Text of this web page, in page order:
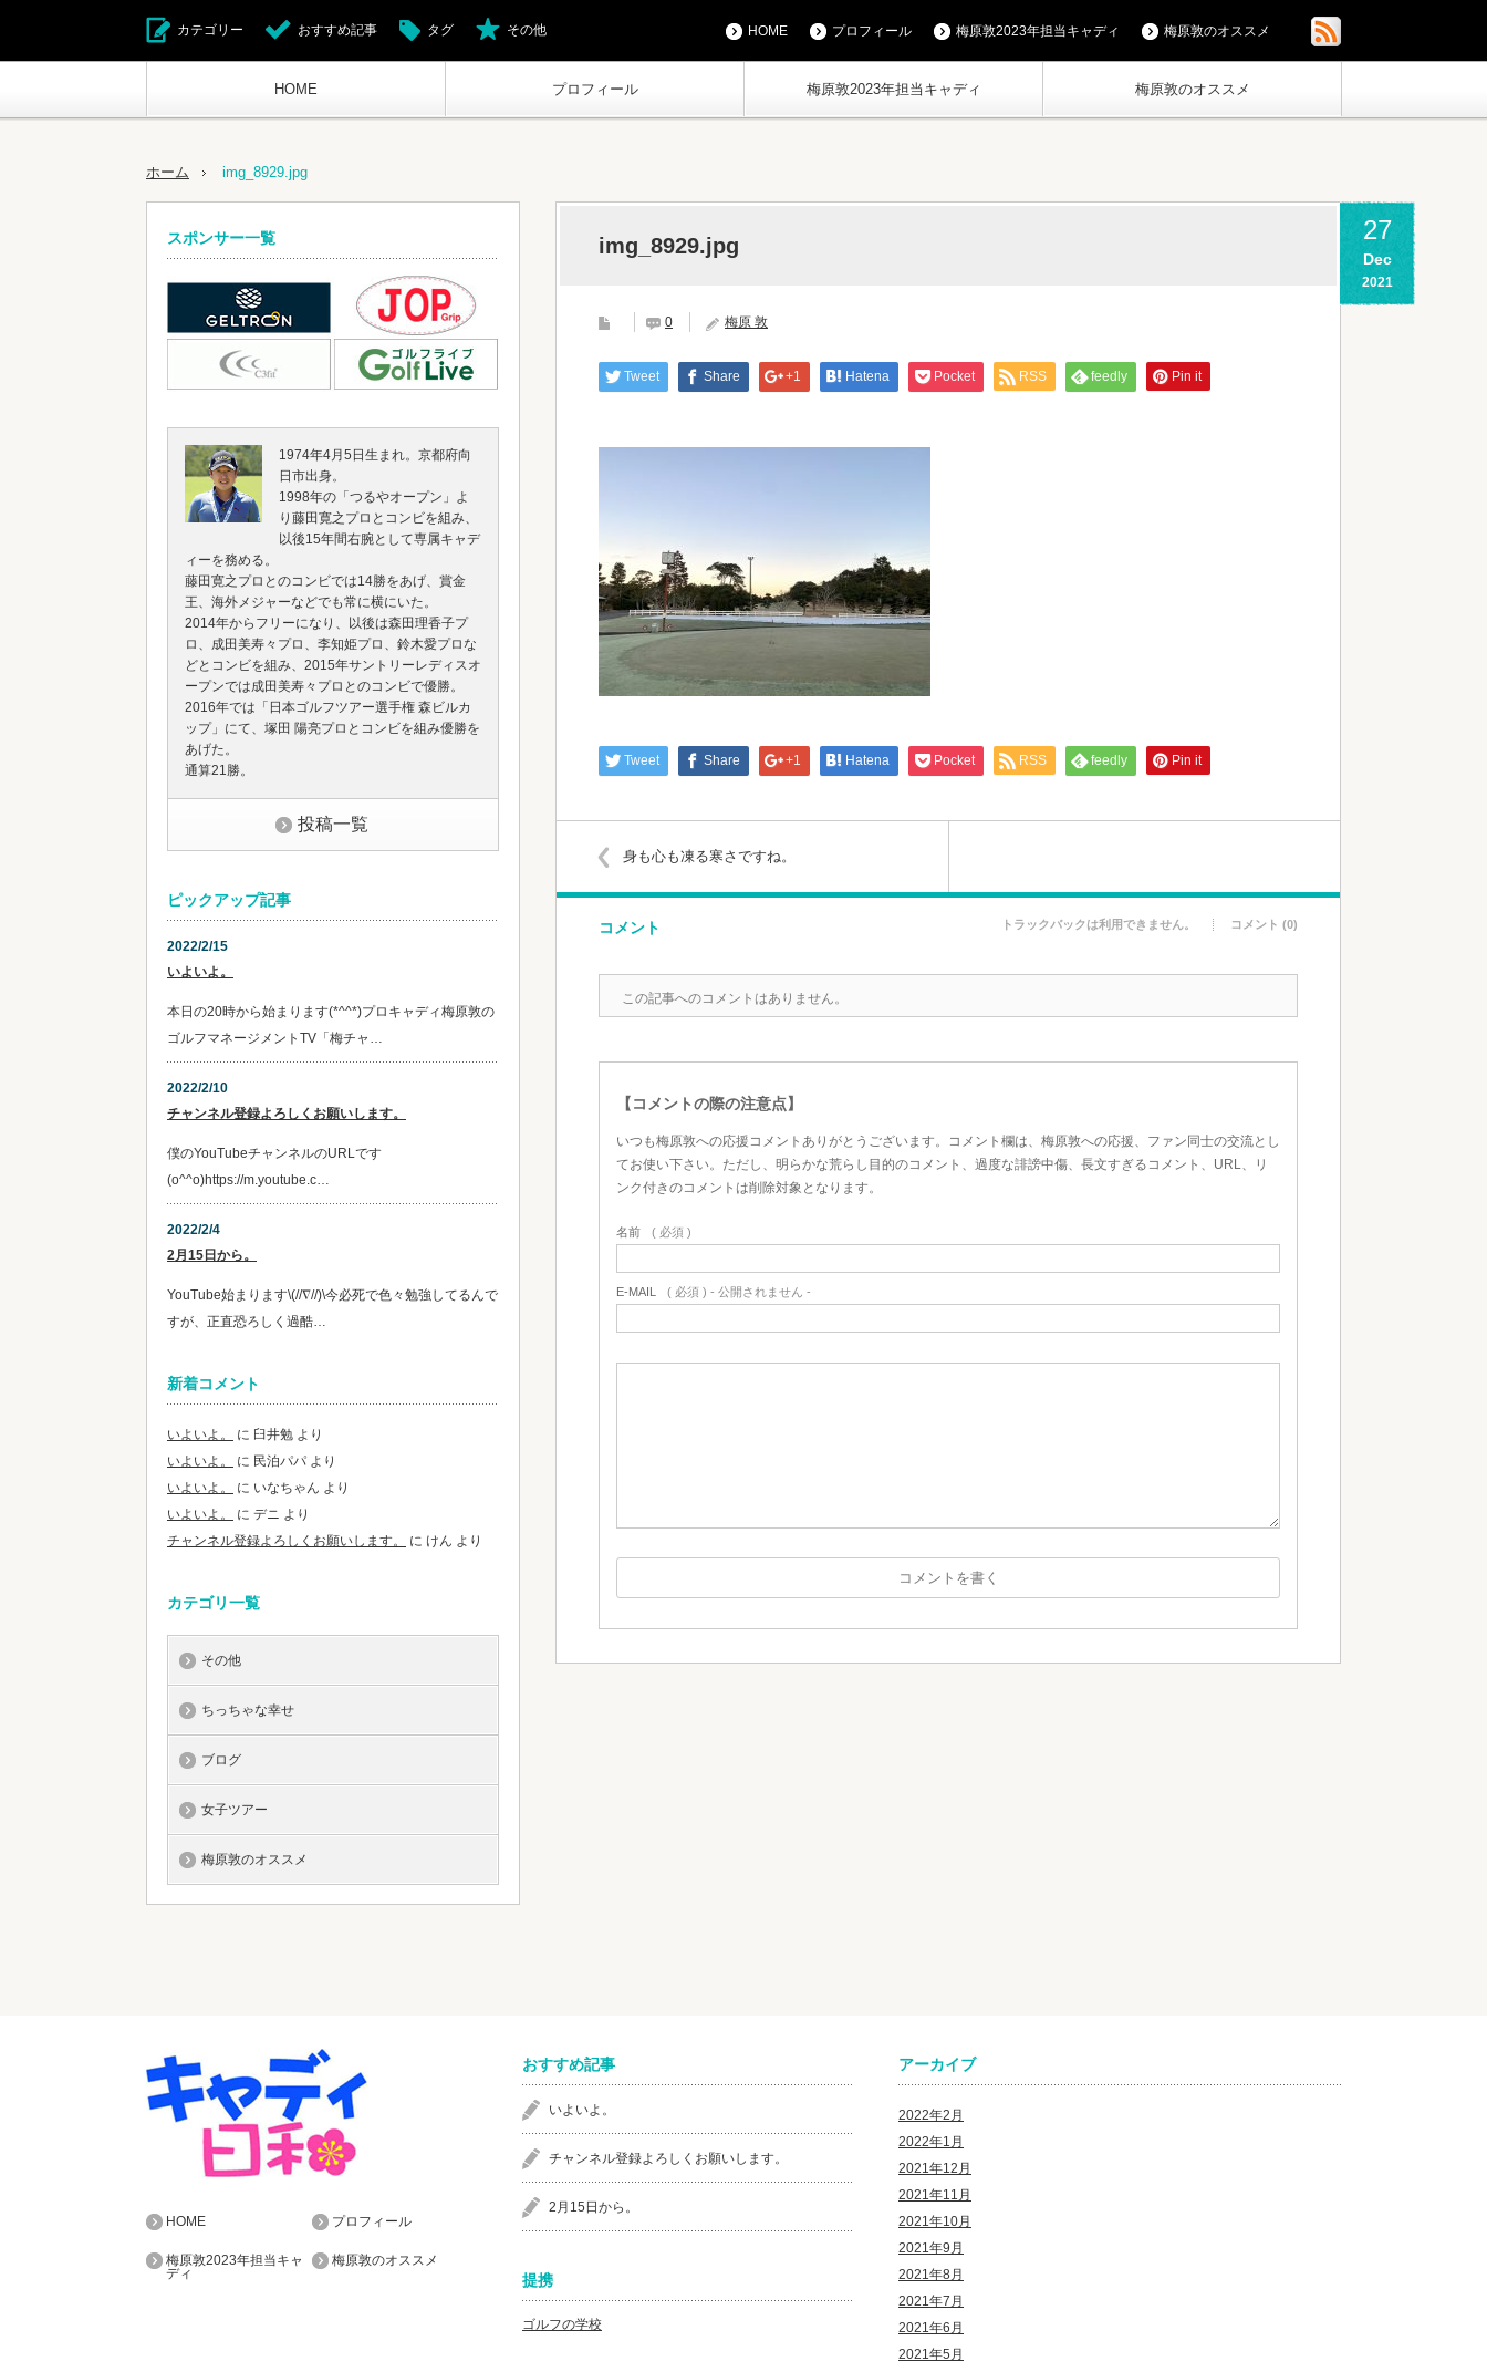
HOME プロフィール 梅原敦2023年担当キャディ 梅原敦のオススメ
HOME プロフィール 梅原敦2023年担当キャディ 梅原敦のオススメ
カテゴリー おすすめ記事 タグ その他
ホーム img_8929.jpg
27
Dec
2021
img_8929.jpg
0 梅原 敦
Tweet Share +1 Hatena Pocket RSS feedly Pin it
Tweet Share +1 Hatena Pocket RSS feedly Pin it
身も心も凍る寒さですね。
コメント トラックバックは利用できません。 コメント (0)
この記事へのコメントはありません。
【コメントの際の注意点】
いつも梅原敦への応援コメントありがとうございます。コメント欄は、梅原敦への応援、ファン同士の交流とし
てお使い下さい。ただし、明らかな荒らし目的のコメント、過度な誹謗中傷、長文すぎるコメント、URL、リ
ンク付きのコメントは削除対象となります。
名前 ( 必須 )
E-MAIL ( 必須 ) - 公開されません -
スポンサー一覧
1974年4月5日生まれ。京都府向
日市出身。
1998年の「つるやオープン」よ
り藤田寛之プロとコンビを組み、
以後15年間右腕として専属キャデ
ィーを務める。
藤田寛之プロとのコンビでは14勝をあげ、賞金
王、海外メジャーなどでも常に横にいた。
2014年からフリーになり、以後は森田理香子プ
ロ、成田美寿々プロ、李知姫プロ、鈴木愛プロな
どとコンビを組み、2015年サントリーレディスオ
ープンでは成田美寿々プロとのコンビで優勝。
2016年では「日本ゴルフツアー選手権 森ビルカ
ップ」にて、塚田 陽亮プロとコンビを組み優勝を
あげた。
通算21勝。
投稿一覧
ピックアップ記事
2022/2/15
いよいよ。
本日の20時から始まります(*^^*)プロキャディ梅原敦の
ゴルフマネージメントTV「梅チャ…
2022/2/10
チャンネル登録よろしくお願いします。
僕のYouTubeチャンネルのURLです
(o^^o)https://m.youtube.c…
2022/2/4
2月15日から。
YouTube始まります\(//∇//)\今必死で色々勉強してるんで
すが、正直恐ろしく過酷…
新着コメント
いよいよ。 に 臼井勉 より
いよいよ。
に 民泊パパ より
いよいよ。
に いなちゃん より
いよいよ。
に デニ より
チャンネル登録よろしくお願いします。
に けん より
カテゴリ一覧
その他
ちっちゃな幸せ
ブログ
女子ツアー
梅原敦のオススメ
HOME プロフィール
梅原敦2023年担当キャ
ディ
梅原敦のオススメ
おすすめ記事
いよいよ。
チャンネル登録よろしくお願いします。
2月15日から。
提携
ゴルフの学校
アーカイブ
2022年2月
2022年1月
2021年12月
2021年11月
2021年10月
2021年9月
2021年8月
2021年7月
2021年6月
2021年5月